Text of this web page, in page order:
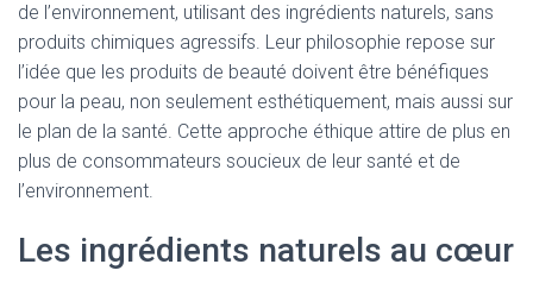
de l’environnement, utilisant des ingrédients naturels, sans
produits chimiques agressifs. Leur philosophie repose sur
l’idée que les produits de beauté doivent être bénéfiques
pour la peau, non seulement esthétiquement, mais aussi sur
le plan de la santé. Cette approche éthique attire de plus en
plus de consommateurs soucieux de leur santé et de
l’environnement.
Les ingrédients naturels au cœur